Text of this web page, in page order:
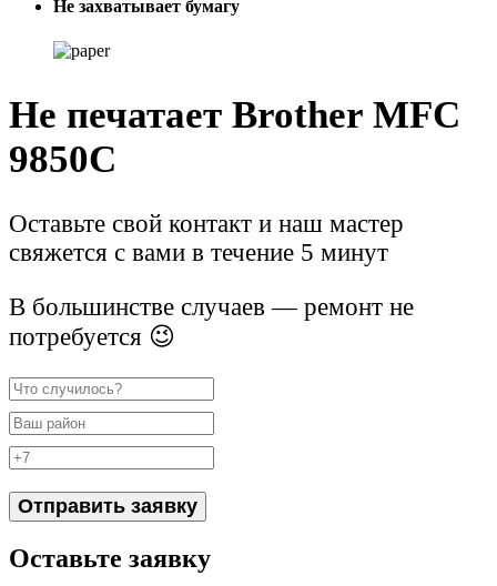
Не захватывает бумагу
Не печатает Brother MFC
9850C
Оставьте свой контакт и наш мастер
свяжется с вами в течение 5 минут
В большинстве случаев — ремонт не
потребуется 😉
Отправить заявку
Оставьте заявку